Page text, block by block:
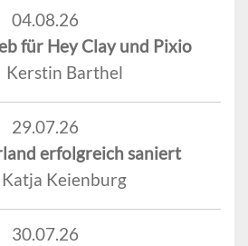
04.08.26
für Hey Clay und Pixio
Kerstin Barthel
29.07.26
erfolgreich saniert
Keienburg
30.07.26